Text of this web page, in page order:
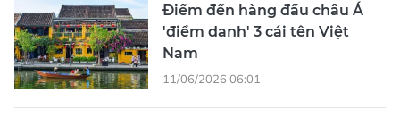
Điểm đến hàng đầu châu Á
'điểm danh' 3 cái tên Việt
Nam
11/06/2026 06:01